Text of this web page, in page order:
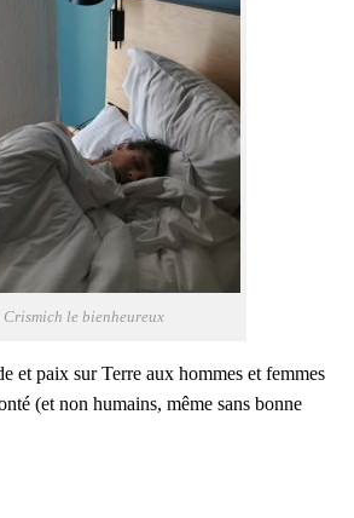
Cris­mich le bien­heu­reux
et paix sur Terre aux hommes et femmes
(et non humains, même sans bonne